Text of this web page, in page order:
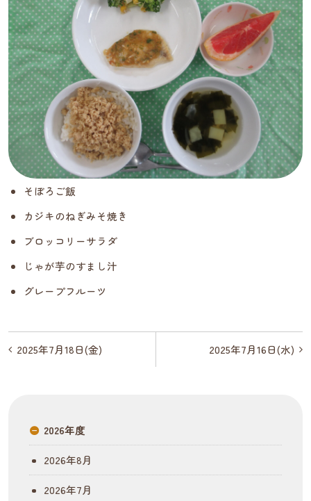
そぼろご飯
カジキのねぎみそ焼き
ブロッコリーサラダ
じゃが芋のすまし汁
グレープフルーツ
投
2025年7月16日(水)
2025年7月18日(金)
2026年度
2026年8月
2026年7月